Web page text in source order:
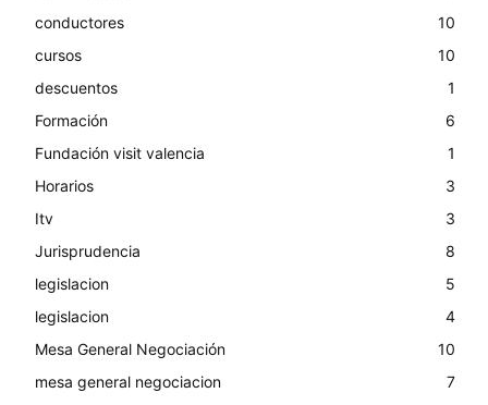
conductores
10
cursos
10
descuentos
1
Formación
6
Fundación visit valencia
1
Horarios
3
Itv
3
Jurisprudencia
8
legislacion
5
legislacion
4
Mesa General Negociación
10
mesa general negociacion
7